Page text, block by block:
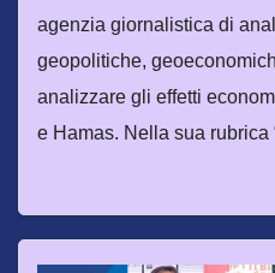
agenzia giornalistica di
geopolitiche,
analizzare gli effetti
e Hamas. Nella sua rubrica